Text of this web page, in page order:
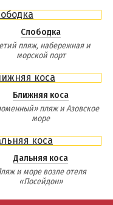
Слободка
пляж, набережная и
морской порт
Ближняя коса
пляж и Азовское
море
Дальняя коса
и море возле отеля
«Посейдон»